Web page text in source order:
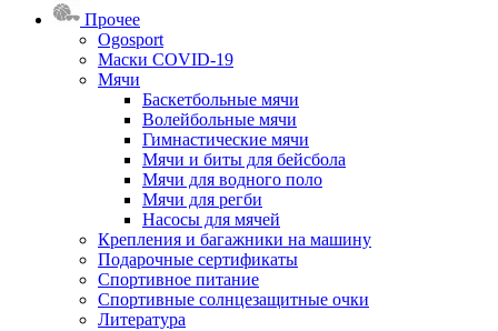
Прочее
Ogosport
Маски COVID-19
Мячи
Баскетбольные мячи
Волейбольные мячи
Гимнастические мячи
Мячи и биты для бейсбола
Мячи для водного поло
Мячи для регби
Насосы для мячей
Крепления и багажники на машину
Подарочные сертификаты
Спортивное питание
Спортивные солнцезащитные очки
Литература